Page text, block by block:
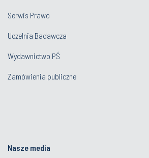
Serwis Prawo
Uczelnia Badawcza
Wydawnictwo PŚ
Zamówienia publiczne
Nasze media